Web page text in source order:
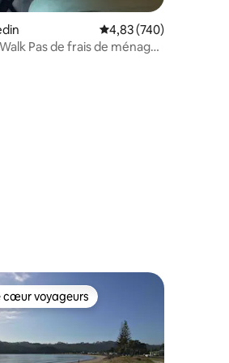
de 483 commentaires : 4,85 sur 5
Évaluation moyenne
4,83 (740)
Pas de frais de ménage,
voyageurs les plus appréciés
cœur voyageurs